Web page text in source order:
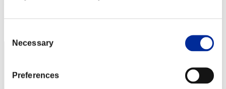
Selection
Necessary
Preferences
Punteggio: -
Posizione